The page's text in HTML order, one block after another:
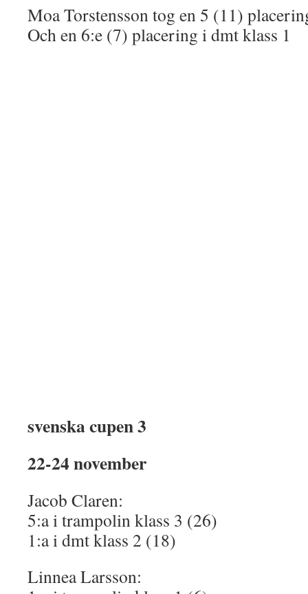
Moa Torstensson tog en 5 (11)
Och en 6:e (7) placering i dmt klass 1
svenska cupen 3
22-24 november
Jacob Claren:
5:a i trampolin klass 3 (26)
1:a i dmt klass 2 (18)
Linnea Larsson: